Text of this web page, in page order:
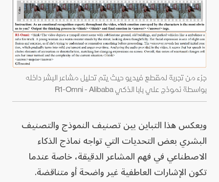
جزء من تجربة لمقطع فيديو حيث يتم تحليل مشاعر البشر داخله
بواسطة نموذج علي بابا الذكي R1-Omni - Alibaba
ويعكس هذا التباين بين تصنيف النموذج والتصنيف
البشري بعض التحديات التي تواجه نماذج الذكاء
الاصطناعي في فهم المشاعر الدقيقة، خاصة عندما
تكون الإشارات العاطفية غير واضحة أو متناقضة.